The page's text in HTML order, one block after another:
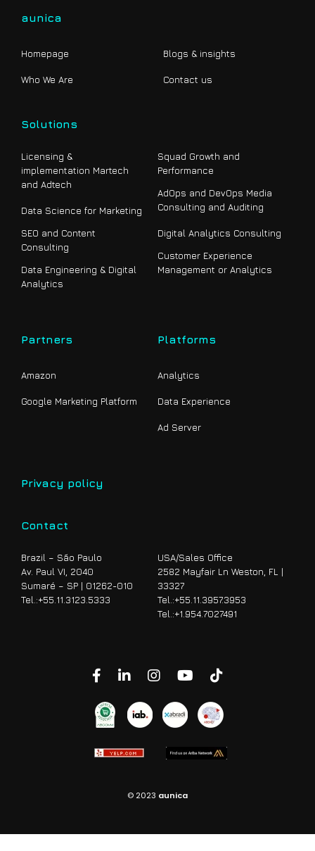
aunica
Homepage
Who We Are
Blogs & insights
Contact us
Solutions
Licensing &
implementation Martech
and Adtech
Data Science for Marketing
SEO and Content
Consulting
Data Engineering & Digital
Analytics
Squad Growth and
Performance
AdOps and DevOps Media
Consulting and Auditing
Digital Analytics Consulting
Customer Experience
Management or Analytics
Partners
Amazon
Google Marketing Platform
Platforms
Analytics
Data Experience
Ad Server
Privacy policy
Contact
Brazil – São Paulo
Av. Paul VI, 2040
Sumaré – SP | 01262-010
Tel.:+55.11.3123.5333
USA/Sales Office
2582 Mayfair Ln Weston, FL |
33327
Tel. :+55.11.3957.3953
Tel. :+1.954.7027491
© 2023 aunica